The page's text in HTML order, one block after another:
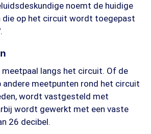
noemt de huidige
die op het circuit wordt toegepast
meetpaal langs het circuit. Of de
andere meetpunten rond het circuit
wordt vastgesteld met
wordt gewerkt met een vaste
26 decibel.